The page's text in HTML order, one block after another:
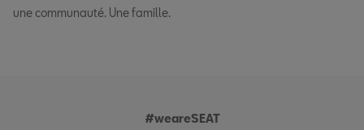
une communauté. Une famille.
#weareSEAT